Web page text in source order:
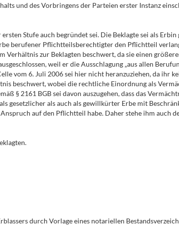
und des Vorbringens der Parteien erster Instanz
Stufe auch begründet sei. Die Beklagte sei als Erbin
berufener Pflichtteilsberechtigter den Pflichtteil
Verhältnis zur Beklagten beschwert, da sie einen
weil er die Ausschlagung „aus allen
vom 6. Juli 2006 sei hier nicht heranzuziehen, da ihr
beschwert, wobei die rechtliche Einordnung als
§ 2161 BGB sei davon auszugehen, dass das
gesetzlicher als auch als gewillkürter Erbe mit
auf den Pflichtteil habe. Daher stehe ihm auch
durch Vorlage eines notariellen